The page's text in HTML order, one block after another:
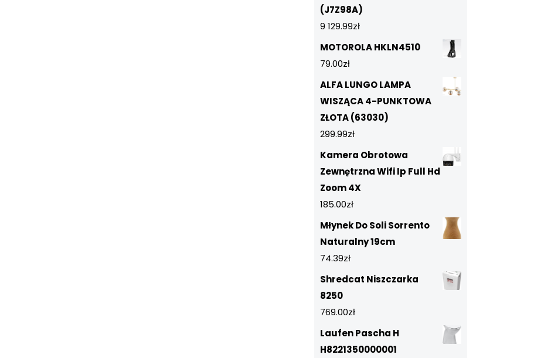
(J7Z98A)
9 129.99zł
MOTOROLA HKLN4510
79.00zł
ALFA LUNGO LAMPA
WISZĄCA 4-PUNKTOWA
ZŁOTA (63030)
299.99zł
Kamera Obrotowa
Zewnętrzna Wifi Ip Full Hd
Zoom 4X
185.00zł
Młynek Do Soli Sorrento
Naturalny 19cm
74.39zł
Shredcat Niszczarka
8250
769.00zł
Laufen Pascha H
H8221350000001